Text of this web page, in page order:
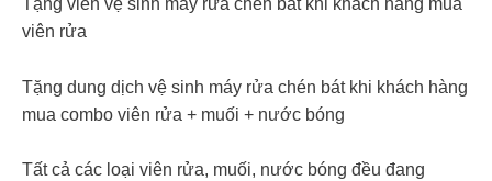
Tặng viên vệ sinh máy rửa chén bát khi khách hàng mua
viên rửa
Tặng dung dịch vệ sinh máy rửa chén bát khi khách hàng
mua combo viên rửa + muối + nước bóng
Tất cả các loại viên rửa, muối, nước bóng đều đang